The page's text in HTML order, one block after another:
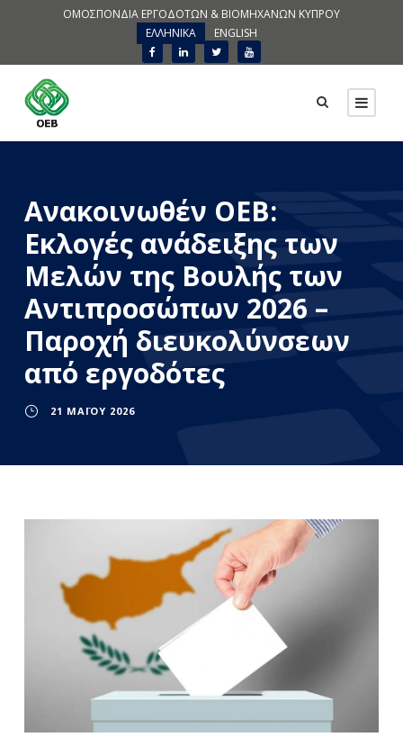
ΟΜΟΣΠΟΝΔΙΑ ΕΡΓΟΔΟΤΩΝ & ΒΙΟΜΗΧΑΝΩΝ ΚΥΠΡΟΥ
ΕΛΛΗΝΙΚΑ
ENGLISH
Ανακοινωθέν ΟΕΒ:
Εκλογές ανάδειξης των
Μελών της Βουλής των
Αντιπροσώπων 2026 –
Παροχή διευκολύνσεων
από εργοδότες
21 ΜΑΪ́ΟΥ 2026